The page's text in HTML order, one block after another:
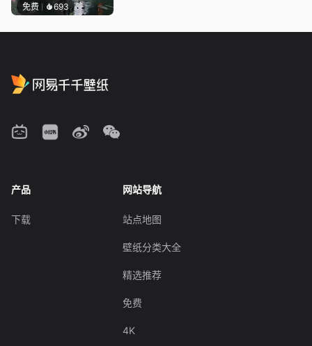
免费 693
产品
下载
网站导航
站点地图
壁纸分类大全
精选推荐
免费
4K